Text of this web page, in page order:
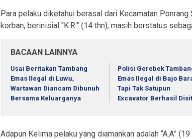
Para pelaku diketahui berasal dari Kecamatan
korban, berinisial “K.R.” (14 thn), masih berstatus
BACAAN LAINNYA
Usai Beritakan Tambang
Emas Ilegal di Luwu,
Wartawan Diancam Dibunuh
Bersama Keluarganya
Polisi Gerebek
Emas Ilegal di Bajo
Tapi Tak Satupun
Excavator Berhasil
Adapun Kelima pelaku yang diamankan adalah “A.A”